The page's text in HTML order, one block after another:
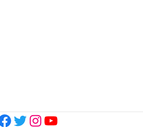
Twitter
Instagram
YouTube